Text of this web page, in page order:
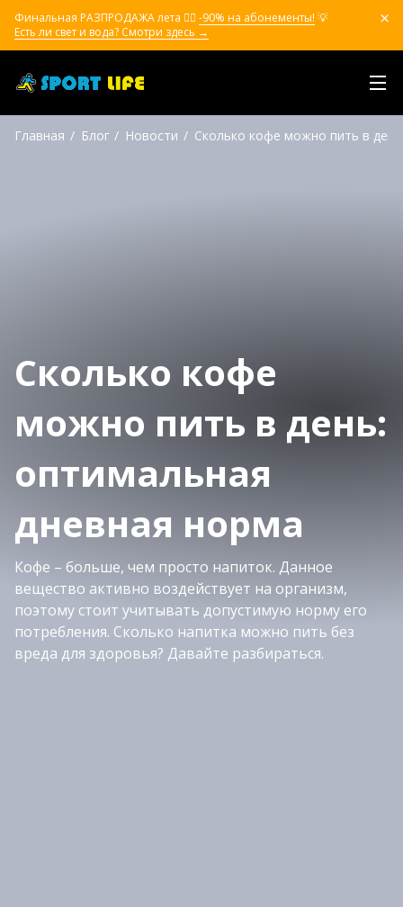
Финальная РАЗПРОДАЖА лета ❤️‍🔥 -90% на абонементы! 💡
Есть ли свет и вода? Смотри здесь →
Главная Блог Новости Сколько кофе можно пить в
Сколько кофе
можно пить в день:
оптимальная
дневная норма
Кофе – больше, чем просто напиток. Данное
вещество активно воздействует на организм,
поэтому стоит учитывать допустимую норму его
потребления. Сколько напитка можно пить без
вреда для здоровья? Давайте разбираться.